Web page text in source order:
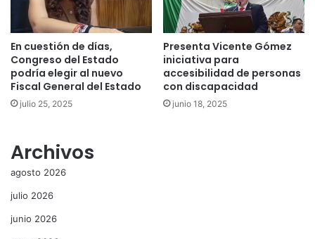
En cuestión de días,
Congreso del Estado
podría elegir al nuevo
Fiscal General del Estado
julio 25, 2025
Presenta Vicente Gómez
iniciativa para
accesibilidad de personas
con discapacidad
junio 18, 2025
Archivos
agosto 2026
julio 2026
junio 2026